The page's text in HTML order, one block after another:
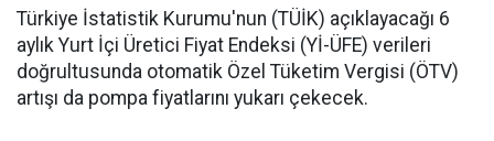
Türkiye İstatistik Kurumu'nun (TÜİK) açıklayacağı 6
aylık Yurt İçi Üretici Fiyat Endeksi (Yİ-ÜFE) verileri
doğrultusunda otomatik Özel Tüketim Vergisi (ÖTV)
artışı da pompa fiyatlarını yukarı çekecek.